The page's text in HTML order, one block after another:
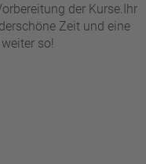
der Kurse. ​Ihr
Zeit und eine
so!